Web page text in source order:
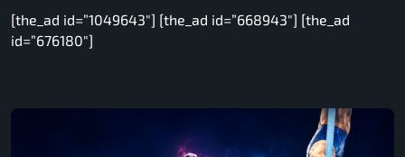
[the_ad id=”1049643″] [the_ad id=”668943″] [the_ad
id=”676180″]